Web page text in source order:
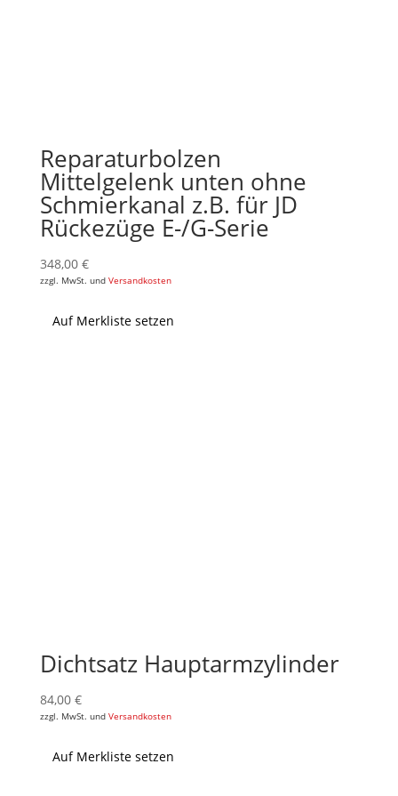
Reparaturbolzen
Mittelgelenk unten ohne
Schmierkanal z.B. für JD
Rückezüge E-/G-Serie
348,00 €
zzgl. MwSt. und Versandkosten
Auf Merkliste setzen
Dichtsatz Hauptarmzylinder
84,00 €
zzgl. MwSt. und Versandkosten
Auf Merkliste setzen